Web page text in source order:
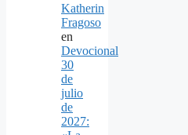
Katherin
Fragoso
en
Devocional
30
de
julio
de
2027: